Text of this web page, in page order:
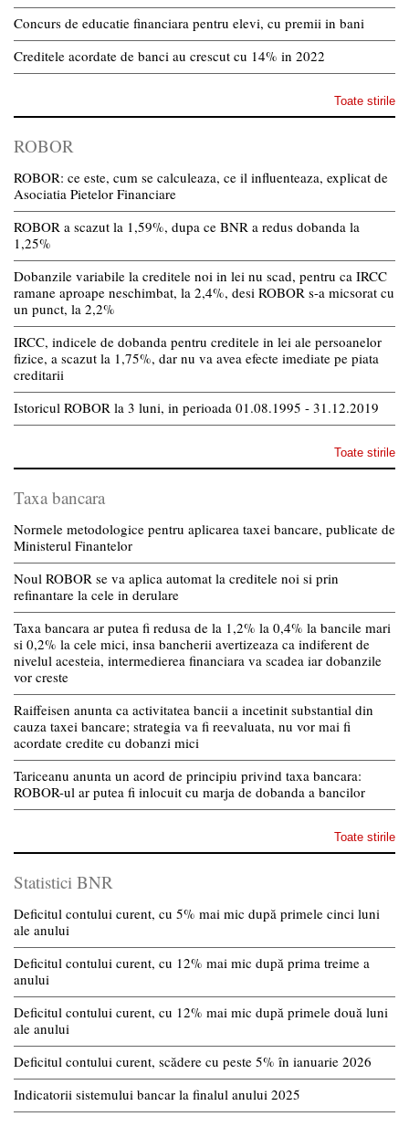
Concurs de educatie financiara pentru elevi, cu premii in bani
Creditele acordate de banci au crescut cu 14% in 2022
Toate stirile
ROBOR
ROBOR: ce este, cum se calculeaza, ce il influenteaza, explicat de
Asociatia Pietelor Financiare
ROBOR a scazut la 1,59%, dupa ce BNR a redus dobanda la
1,25%
Dobanzile variabile la creditele noi in lei nu scad, pentru ca IRCC
ramane aproape neschimbat, la 2,4%, desi ROBOR s-a micsorat cu
un punct, la 2,2%
IRCC, indicele de dobanda pentru creditele in lei ale persoanelor
fizice, a scazut la 1,75%, dar nu va avea efecte imediate pe piata
creditarii
Istoricul ROBOR la 3 luni, in perioada 01.08.1995 - 31.12.2019
Toate stirile
Taxa bancara
Normele metodologice pentru aplicarea taxei bancare, publicate de
Ministerul Finantelor
Noul ROBOR se va aplica automat la creditele noi si prin
refinantare la cele in derulare
Taxa bancara ar putea fi redusa de la 1,2% la 0,4% la bancile mari
si 0,2% la cele mici, insa bancherii avertizeaza ca indiferent de
nivelul acesteia, intermedierea financiara va scadea iar dobanzile
vor creste
Raiffeisen anunta ca activitatea bancii a incetinit substantial din
cauza taxei bancare; strategia va fi reevaluata, nu vor mai fi
acordate credite cu dobanzi mici
Tariceanu anunta un acord de principiu privind taxa bancara:
ROBOR-ul ar putea fi inlocuit cu marja de dobanda a bancilor
Toate stirile
Statistici BNR
Deficitul contului curent, cu 5% mai mic după primele cinci luni
ale anului
Deficitul contului curent, cu 12% mai mic după prima treime a
anului
Deficitul contului curent, cu 12% mai mic după primele două luni
ale anului
Deficitul contului curent, scădere cu peste 5% în ianuarie 2026
Indicatorii sistemului bancar la finalul anului 2025